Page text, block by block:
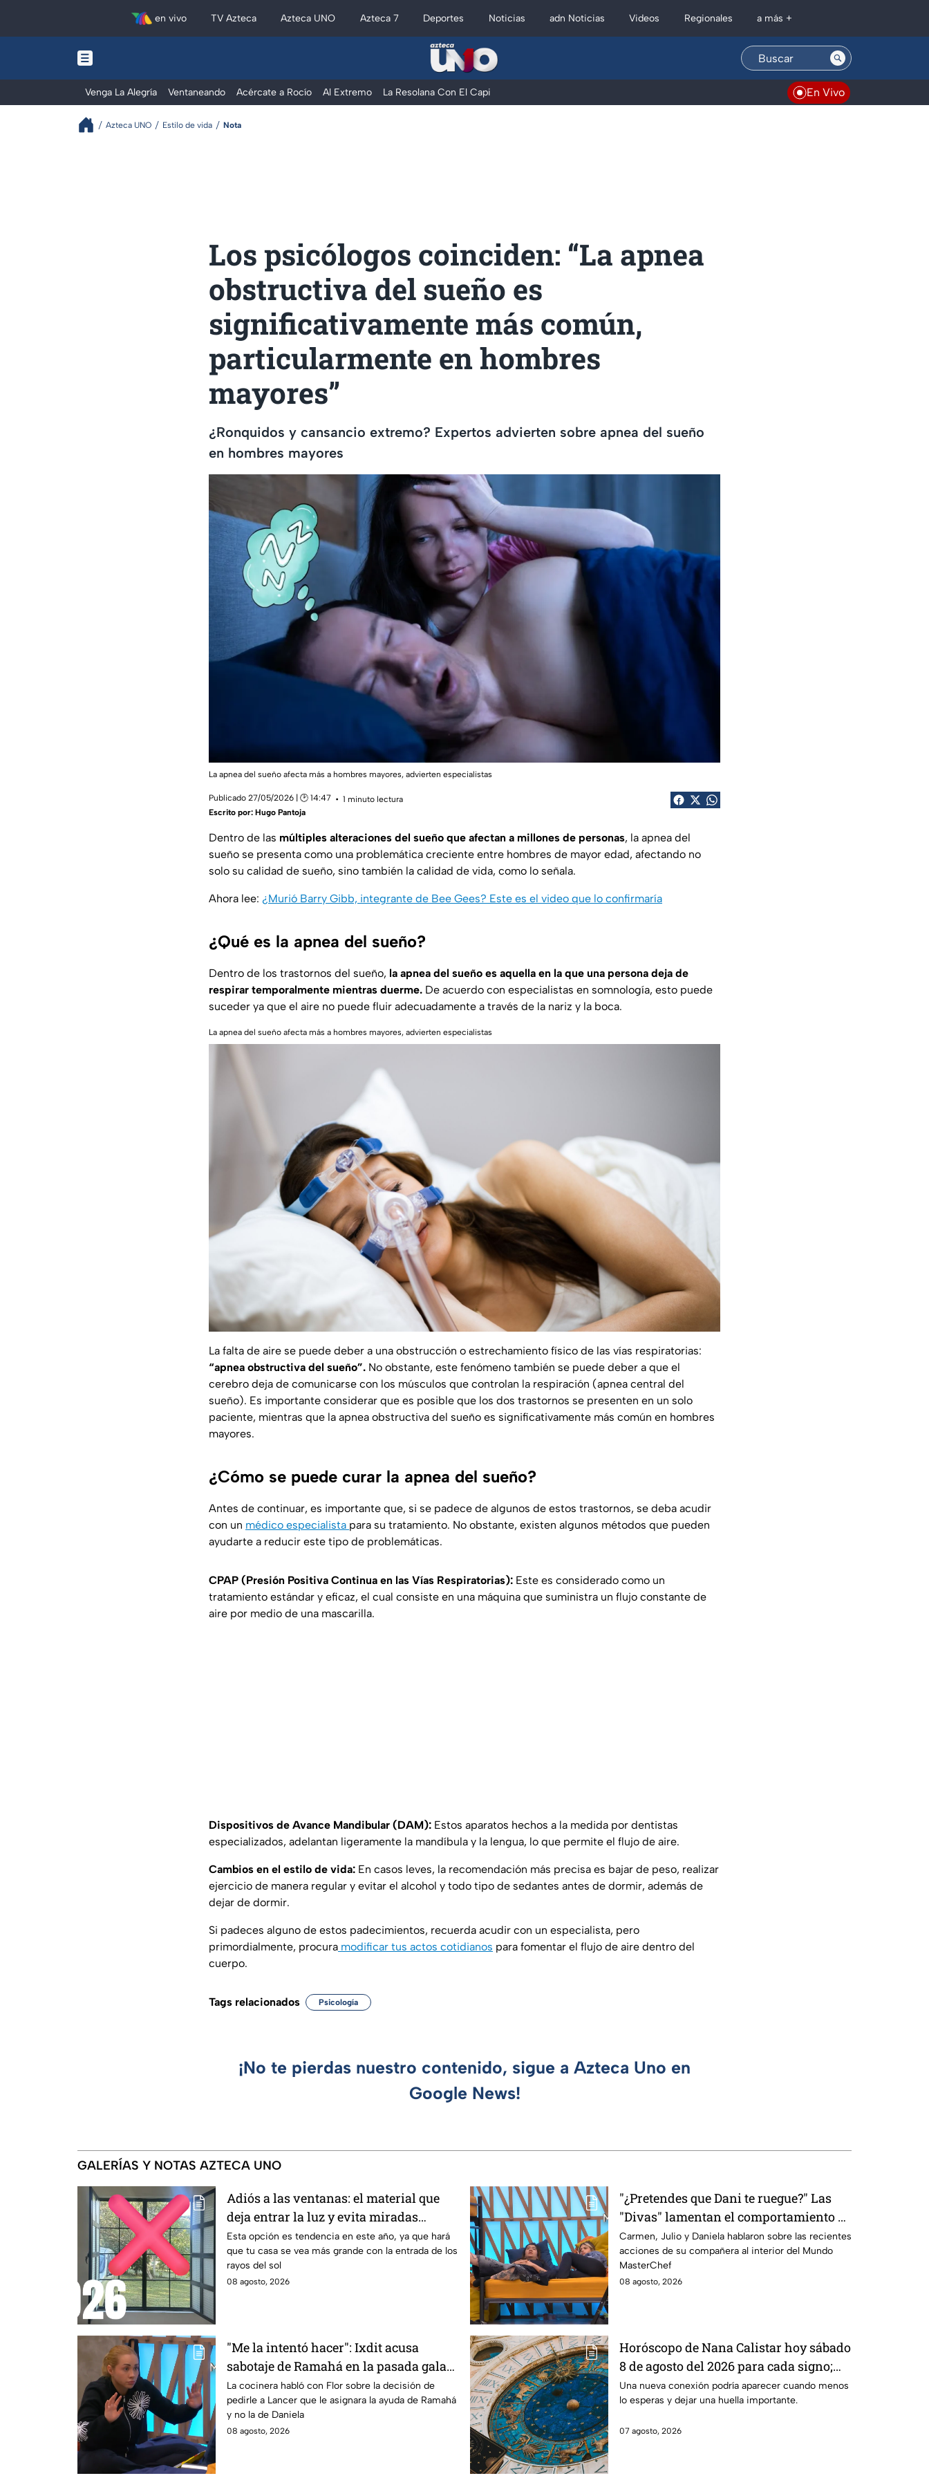
en vivo TV Azteca Azteca UNO Azteca 7 Deportes Noticias adn Noticias Videos Regionales a más +
Venga La Alegría Ventaneando Acércate a Rocío Al Extremo La Resolana Con El Capi En Vivo
Azteca UNO Estilo de vida Nota
Los psicólogos coinciden: “La apnea
obstructiva del sueño es
significativamente más común,
particularmente en hombres
mayores”
¿Ronquidos y cansancio extremo? Expertos advierten sobre apnea del sueño
en hombres mayores
La apnea del sueño afecta más a hombres mayores, advierten especialistas
Publicado 27/05/2026 | 🕑 14:47
1 minuto lectura
Escrito por: Hugo Pantoja
Dentro de las múltiples alteraciones del sueño que afectan a millones de personas, la apnea del
sueño se presenta como una problemática creciente entre hombres de mayor edad, afectando no
solo su calidad de sueño, sino también la calidad de vida, como lo señala.
Ahora lee: ¿Murió Barry Gibb, integrante de Bee Gees? Este es el video que lo confirmaría
¿Qué es la apnea del sueño?
Dentro de los trastornos del sueño, la apnea del sueño es aquella en la que una persona deja de
respirar temporalmente mientras duerme. De acuerdo con especialistas en somnología, esto puede
suceder ya que el aire no puede fluir adecuadamente a través de la nariz y la boca.
La apnea del sueño afecta más a hombres mayores, advierten especialistas
La falta de aire se puede deber a una obstrucción o estrechamiento físico de las vías respiratorias:
“apnea obstructiva del sueño”. No obstante, este fenómeno también se puede deber a que el
cerebro deja de comunicarse con los músculos que controlan la respiración (apnea central del
sueño). Es importante considerar que es posible que los dos trastornos se presenten en un solo
paciente, mientras que la apnea obstructiva del sueño es significativamente más común en hombres
mayores.
¿Cómo se puede curar la apnea del sueño?
Antes de continuar, es importante que, si se padece de algunos de estos trastornos, se deba acudir
con un médico especialista para su tratamiento. No obstante, existen algunos métodos que pueden
ayudarte a reducir este tipo de problemáticas.
CPAP (Presión Positiva Continua en las Vías Respiratorias): Este es considerado como un
tratamiento estándar y eficaz, el cual consiste en una máquina que suministra un flujo constante de
aire por medio de una mascarilla.
Dispositivos de Avance Mandibular (DAM): Estos aparatos hechos a la medida por dentistas
especializados, adelantan ligeramente la mandíbula y la lengua, lo que permite el flujo de aire.
Cambios en el estilo de vida: En casos leves, la recomendación más precisa es bajar de peso, realizar
ejercicio de manera regular y evitar el alcohol y todo tipo de sedantes antes de dormir, además de
dejar de dormir.
Si padeces alguno de estos padecimientos, recuerda acudir con un especialista, pero
primordialmente, procura modificar tus actos cotidianos para fomentar el flujo de aire dentro del
cuerpo.
Tags relacionados Psicología
¡No te pierdas nuestro contenido, sigue a Azteca Uno en
Google News!
GALERÍAS Y NOTAS AZTECA UNO
Adiós a las ventanas: el material que
deja entrar la luz y evita miradas
indiscretas en casa
Esta opción es tendencia en este año, ya que hará
que tu casa se vea más grande con la entrada de los
rayos del sol
08 agosto, 2026
"¿Pretendes que Dani te ruegue?" Las
"Divas" lamentan el comportamiento de
Michelle en MasterChef 24/7
Carmen, Julio y Daniela hablaron sobre las recientes
acciones de su compañera al interior del Mundo
MasterChef
08 agosto, 2026
"Me la intentó hacer": Ixdit acusa
sabotaje de Ramahá en la pasada gala
de salvación de MasterChef 24/7
La cocinera habló con Flor sobre la decisión de
pedirle a Lancer que le asignara la ayuda de Ramahá
y no la de Daniela
08 agosto, 2026
Horóscopo de Nana Calistar hoy sábado
8 de agosto del 2026 para cada signo;
una conexión inesperada podría
transformar tus próximos días
Una nueva conexión podría aparecer cuando menos
lo esperas y dejar una huella importante.
07 agosto, 2026